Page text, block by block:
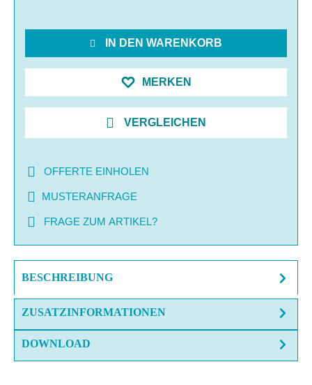
IN DEN WARENKORB
MERKEN
VERGLEICHEN
OFFERTE EINHOLEN
MUSTERANFRAGE
FRAGE ZUM ARTIKEL?
BESCHREIBUNG
ZUSATZINFORMATIONEN
DOWNLOAD